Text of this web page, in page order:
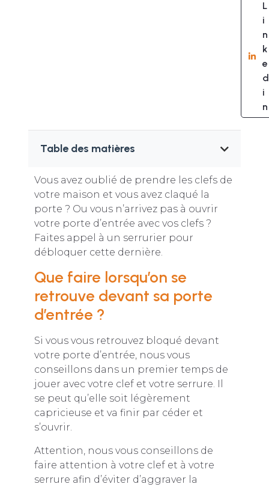
L
i
n
k
e
d
i
n
Table des matières
Vous avez oublié de prendre les clefs de
votre maison et vous avez claqué la
porte ? Ou vous n’arrivez pas à ouvrir
votre porte d’entrée avec vos clefs ?
Faites appel à un serrurier pour
débloquer cette dernière.
Que faire lorsqu’on se
retrouve devant sa porte
d’entrée ?
Si vous vous retrouvez bloqué devant
votre porte d’entrée, nous vous
conseillons dans un premier temps de
jouer avec votre clef et votre serrure. Il
se peut qu’elle soit légèrement
capricieuse et va finir par céder et
s’ouvrir.
Attention, nous vous conseillons de
faire attention à votre clef et à votre
serrure afin d’éviter d’aggraver la